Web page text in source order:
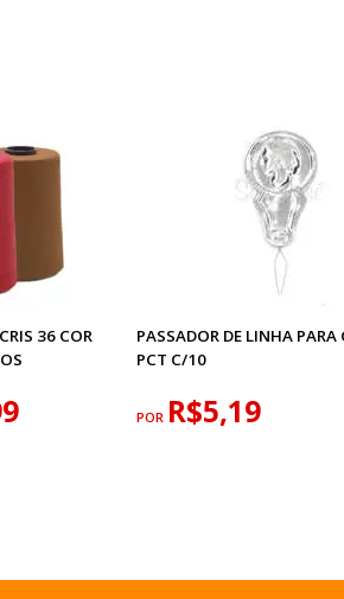
36 COR
PASSADOR DE LINHA PARA
PCT C/10
POR R$5,19